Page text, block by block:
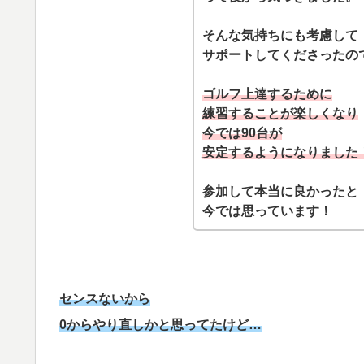
そんな気持ちにも考慮して
サポートしてくださったの
ゴルフ上達するために
練習することが楽しくなり
今では90台が
安定するようになりました
参加して本当に良かったと
今では思っています！
センスないから
0からやり直しかと思ってたけど…